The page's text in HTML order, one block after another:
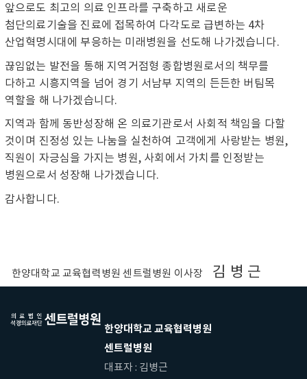
앞으로도 최고의 의료 인프라를 구축하고 새로운
첨단의료기술을 진료에 접목하여 다각도로 급변하는 4차
산업혁명시대에 부응하는 미래병원을 선도해 나가겠습니다.
끊임없는 발전을 통해 지역거점형 종합병원로서의 책무를
다하고 시흥지역을 넘어 경기 서남부 지역의 든든한 버팀목
역할을 해 나가겠습니다.
지역과 함께 동반성장해 온 의료기관로서 사회적 책임을 다할
것이며 진정성 있는 나눔을 실천하여 고객에게 사랑받는 병원,
직원이 자긍심을 가지는 병원, 사회에서 가치를 인정받는
병원으로서 성장해 나가겠습니다.
감사합니다.
한양대학교 교육협력병원 센트럴병원 이사장 김 병 근
한양대학교 교육협력병원
센트럴병원
대표자 : 김병근